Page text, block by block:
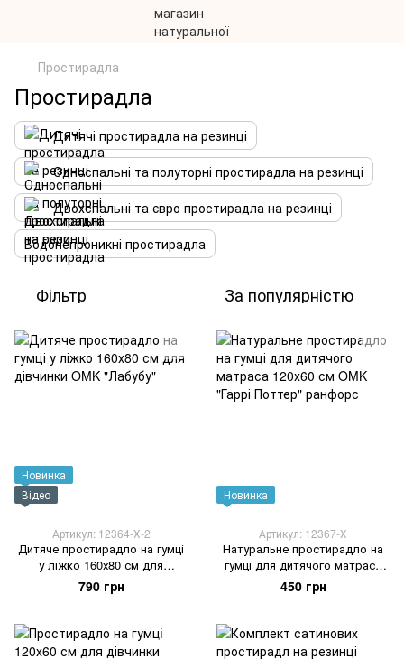
Простирадла
Простирадла
Дитячі простирадла на резинці
Односпальні та полуторні простирадла на резинці
Двохспальні та євро простирадла на резинці
Водонепроникні простирадла
Фільтр За популярністю
Новинка
Відео
Артикул: 12364-Х-2
Дитяче простирадло на гумці
у ліжко 160х80 см для
дівчинки OMK "Лабубу"
790 грн
Новинка
Артикул: 12367-Х
Натуральне простирадло на
гумці для дитячого матраса
120х60 см OMK "Гаррі Поттер"
ранфорс
450 грн